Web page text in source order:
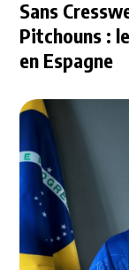
Sans
Pitchouns :
en Espagne